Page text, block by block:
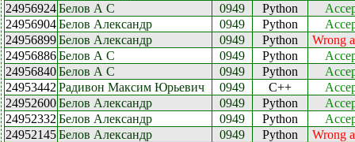
24956924Белов А С 0949 Python
24956904Белов Александр 0949 Python
24956899Белов Александр 0949 Python
Wrong
24956886Белов А С 0949 Python
24956840Белов А С 0949 Python
24953442 Радивон Максим Юрьевич 0949 C++
24952600Белов Александр 0949 Python
24952332 Белов Александр 0949 Python
24952145Белов Александр 0949 Python
Wrong